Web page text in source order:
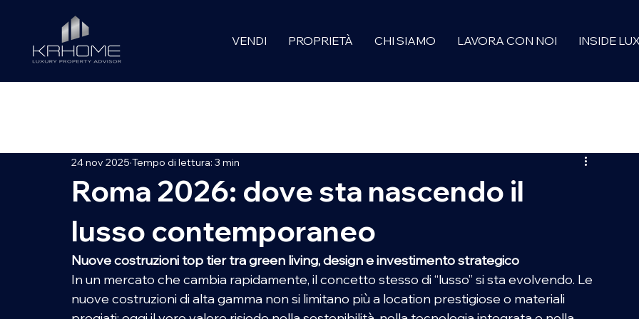
VENDI PROPRIETÀ CHI SIAMO LAVORA CON NOI INSIDE
CULTURE STORY
Roma 2026: dove sta nascendo il
lusso contemporaneo
24 nov 2025 Tempo di lettura: 3 min
Nuove costruzioni top tier tra green living, design e investimento strategico
In un mercato che cambia rapidamente, il concetto stesso di “lusso” si sta evolvendo. Le
nuove costruzioni di alta gamma non si limitano più a location prestigiose o materiali